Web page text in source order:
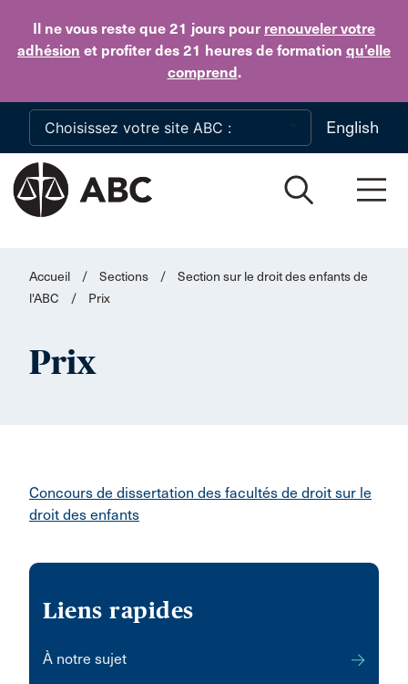
Il ne vous reste que 21 jours pour renouveler votre
adhésion et profiter des 21 heures de formation qu’elle
comprend.
Skip to main content
English
Accueil / Sections /
Section sur le droit des enfants de
l'ABC
/ Prix
Prix
Concours de dissertation des facultés de droit sur le
droit des enfants
Liens rapides
À notre sujet